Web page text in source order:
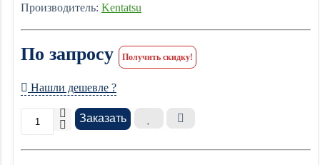
Производитель: Kentatsu
По запросу Получить скидку!
Нашли дешевле ?
Заказать